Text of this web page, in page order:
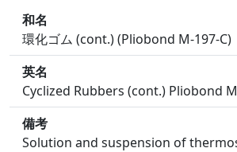
和名
環化ゴム (cont.) (Pliobond M-197-C)
英名
Cyclized Rubbers (cont.) Pliobond
備考
Solution and suspension of